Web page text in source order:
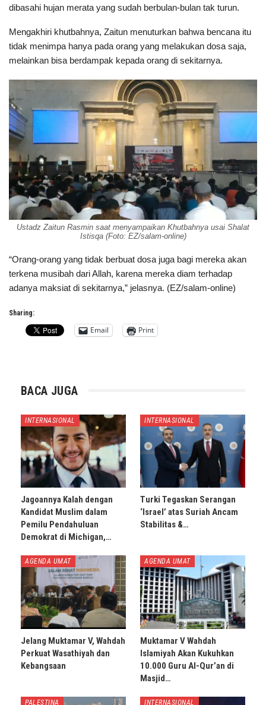
dibasahi hujan merata yang sudah berbulan-bulan tak turun.
Mengakhiri khutbahnya, Zaitun menuturkan bahwa bencana itu
tidak menimpa hanya pada orang yang melakukan dosa saja,
melainkan bisa berdampak kepada orang di sekitarnya.
Ustadz Zaitun Rasmin saat menyampaikan Khutbahnya usai Shalat
Istisqa (Foto: EZ/salam-online)
“Orang-orang yang tidak berbuat dosa juga bagi mereka akan
terkena musibah dari Allah, karena mereka diam terhadap
adanya maksiat di sekitarnya,” jelasnya. (EZ/salam-online)
Sharing:
Email Print
BACA JUGA
INTERNASIONAL
Jagoannya Kalah dengan
Kandidat Muslim dalam
Pemilu Pendahuluan
Demokrat di Michigan,…
INTERNASIONAL
Turki Tegaskan Serangan
‘Israel’ atas Suriah Ancam
Stabilitas &…
AGENDA UMAT
Jelang Muktamar V, Wahdah
Perkuat Wasathiyah dan
Kebangsaan
AGENDA UMAT
Muktamar V Wahdah
Islamiyah Akan Kukuhkan
10.000 Guru Al-Qur’an di
Masjid…
PALESTINA INTERNASIONAL